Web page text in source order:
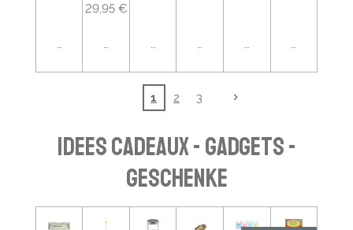
Ajouter au panier
29,95 €
Ajouter au panierAjouter au panierAjouter au panier
Ajouter au panier
Ajouter au
1 2 3
IDEES CADEAUX - GADGETS -
GESCHENKE